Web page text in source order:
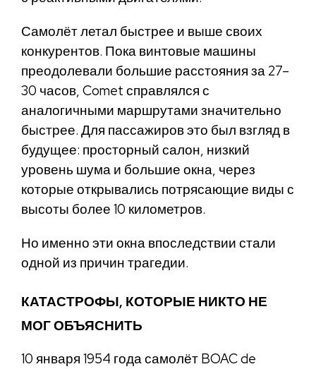
Самолёт летал быстрее и выше своих
конкурентов. Пока винтовые машины
преодолевали большие расстояния за 27–
30 часов, Comet справлялся с
аналогичными маршрутами значительно
быстрее. Для пассажиров это был взгляд в
будущее: просторный салон, низкий
уровень шума и большие окна, через
которые открывались потрясающие виды с
высоты более 10 километров.
Но именно эти окна впоследствии стали
одной из причин трагедии.
КАТАСТРОФЫ, КОТОРЫЕ НИКТО НЕ
МОГ ОБЪЯСНИТЬ
10 января 1954 года самолёт BOAC de